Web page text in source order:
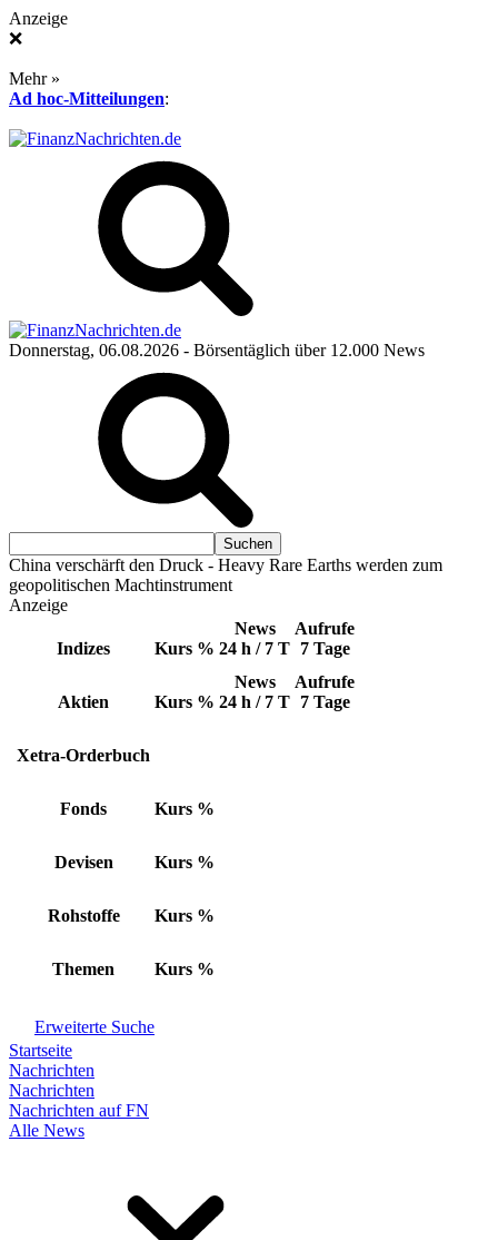
Anzeige
❌
Mehr »
Ad hoc-Mitteilungen:
Donnerstag, 06.08.2026 - Börsentäglich über 12.000 News
China verschärft den Druck - Heavy Rare Earths werden zum
geopolitischen Machtinstrument
Anzeige
Indizes Kurs %
News
24 h / 7 T
Aufrufe
7 Tage
Aktien Kurs %
News
24 h / 7 T
Aufrufe
7 Tage
Xetra-Orderbuch
Fonds Kurs %
Devisen Kurs %
Rohstoffe Kurs %
Themen Kurs %
Erweiterte Suche
Startseite
Nachrichten
Nachrichten
Nachrichten auf FN
Alle News